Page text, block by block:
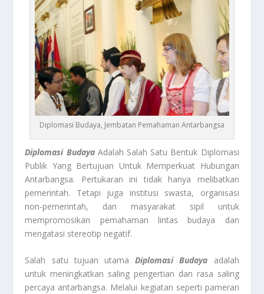
Diplomasi Budaya, Jembatan Pemahaman Antarbangsa
Diplomasi BudayaAdalah Salah Satu Bentuk Diplomasi
Publik Yang Bertujuan Untuk Memperkuat Hubungan
Antarbangsa. Pertukaran ini tidak hanya melibatkan
pemerintah. Tetapi juga institusi swasta, organisasi
non-pemerintah, dan masyarakat sipil untuk
mempromosikan pemahaman lintas budaya dan
mengatasi stereotip negatif.
Salah satu tujuan utamaDiplomasi Budaya adalah
untuk meningkatkan saling pengertian dan rasa saling
percaya antarbangsa. Melalui kegiatan seperti pameran